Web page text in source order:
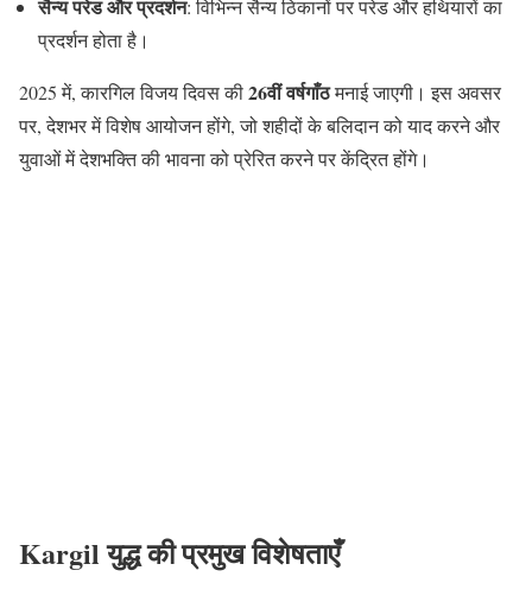
सैन्य परेड और प्रदर्शन: विभिन्न सैन्य ठिकानों पर परेड और हथियारों का
प्रदर्शन होता है।
2025 में, कारगिल विजय दिवस की26वीं वर्षगाँठमनाई जाएगी। इस अवसर
पर, देशभर में विशेष आयोजन होंगे, जो शहीदों के बलिदान को याद करने और
युवाओं में देशभक्ति की भावना को प्रेरित करने पर केंद्रित होंगे।
Kargil युद्ध की प्रमुख विशेषताएँ